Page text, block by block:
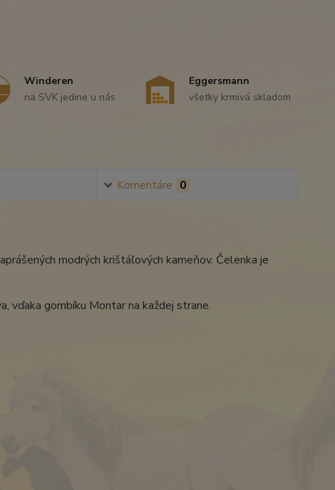
Winderen
na SVK jedine u nás
Eggersmann
všetky krmivá skladom
Komentáre 0
modrých krištáľových kameňov. Čelenka je
vďaka gombíku Montar na každej strane.